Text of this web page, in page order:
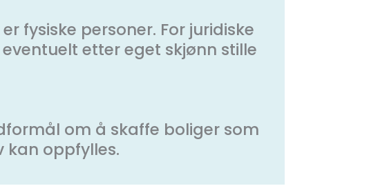
fysiske personer. For juridiske
etter eget skjønn stille
om å skaffe boliger som
kan oppfylles.